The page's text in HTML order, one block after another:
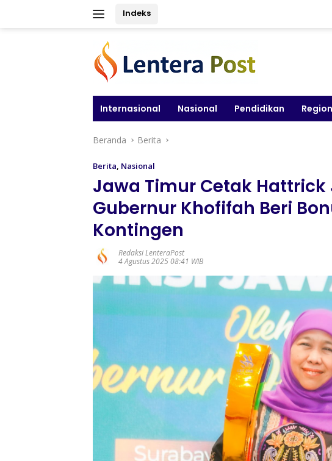
Indeks
Internasional Nasional Pendidikan
Beranda Berita
Berita, Nasional
Jawa Timur Cetak Hattrick
Gubernur Khofifah Beri
Kontingen
Redaksi LenteraPost
4 Agustus 2025 08:41 WIB